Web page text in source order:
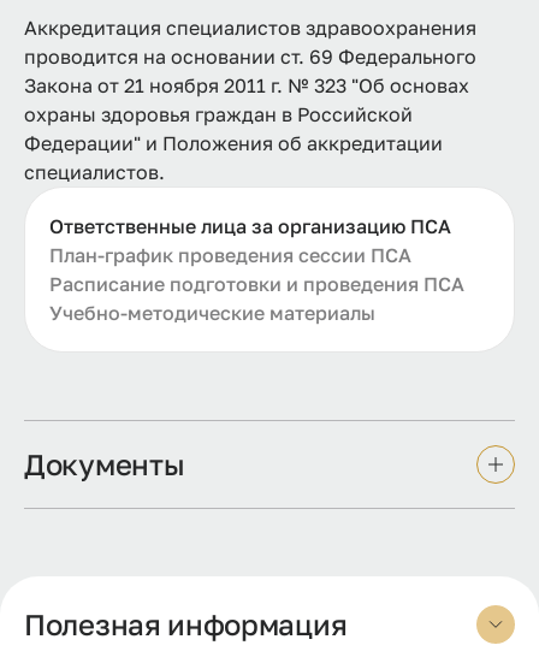
Аккредитация специалистов здравоохранения
проводится на основании ст. 69 Федерального
Закона от 21 ноября 2011 г. № 323 "Об основах
охраны здоровья граждан в Российской
Федерации" и Положения об аккредитации
специалистов.
Ответственные лица за организацию ПСА
План-график проведения сессии ПСА
Расписание подготовки и проведения ПСА
Учебно-методические материалы
Документы
Полезная информация